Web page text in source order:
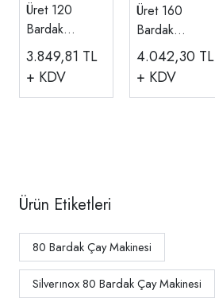
Üret 120
Bardak
Standart Çay
Makinesi CM
120
3.849,81 TL
+ KDV
Üret 160
Bardak
Standart Çay
Makinesi CM
160
4.042,30 TL
+ KDV
Ürün Etiketleri
80 Bardak Çay Makinesi
Silverınox 80 Bardak Çay Makinesi